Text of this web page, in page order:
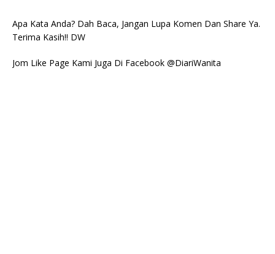
Apa Kata Anda? Dah Baca, Jangan Lupa Komen Dan Share Ya.
Terima Kasih!! DW
Jom Like Page Kami Juga Di Facebook @DiariWanita